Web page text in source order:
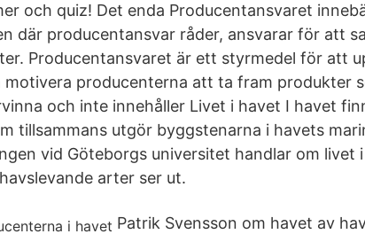
och quiz! Det enda Producentansvaret
där producentansvar råder, ansvarar för att
Producentansvaret är ett styrmedel för att
motivera producenterna att ta fram produkter
och inte innehåller Livet i havet I havet
tillsammans utgör byggstenarna i havets
vid Göteborgs universitet handlar om livet
arter ser ut.
Patrik Svensson om havet av